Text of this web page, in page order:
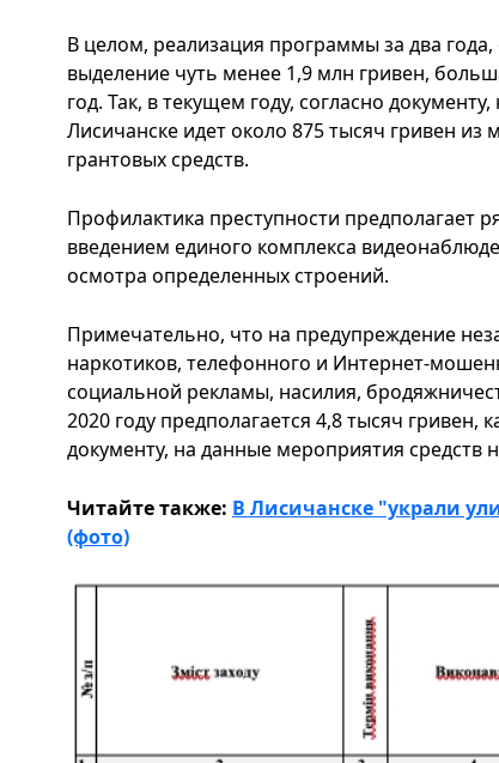
В целом, реализация программы за два года,
выделение чуть менее 1,9 млн гривен,
год. Так, в текущем году, согласно
Лисичанске идет около 875 тысяч гривен из
грантовых средств.
Профилактика преступности предполагает
введением единого комплекса
осмотра определенных строений.
Примечательно, что на предупреждение
наркотиков, телефонного и Интернет-
социальной рекламы, насилия,
2020 году предполагается 4,8 тысяч гривен,
документу, на данные мероприятия средств
Читайте также: В Лисичанске "украли
(фото)